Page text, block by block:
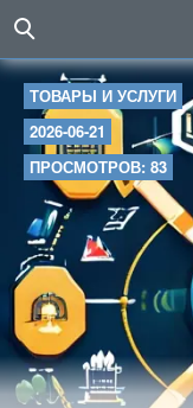
ТОВАРЫ И УСЛУГИ
2026-06-21
ПРОСМОТРОВ: 83